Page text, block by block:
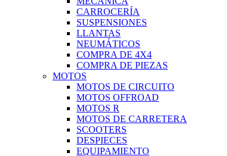
CARROCERÍA
SUSPENSIONES
LLANTAS
NEUMÁTICOS
COMPRA DE 4X4
COMPRA DE PIEZAS
MOTOS
MOTOS DE CIRCUITO
MOTOS OFFROAD
MOTOS R
MOTOS DE CARRETERA
SCOOTERS
DESPIECES
EQUIPAMIENTO